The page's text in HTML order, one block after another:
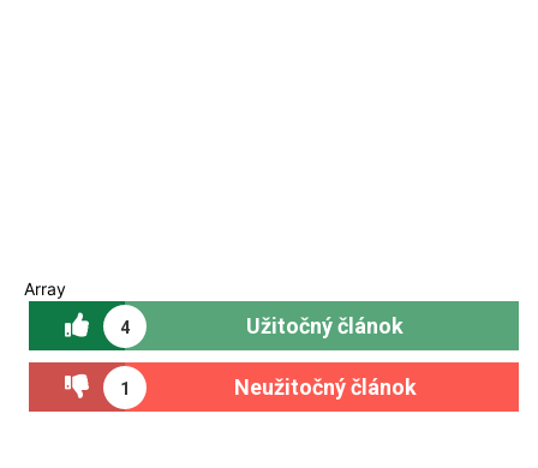
Array
4 Užitočný článok
1 Neužitočný článok